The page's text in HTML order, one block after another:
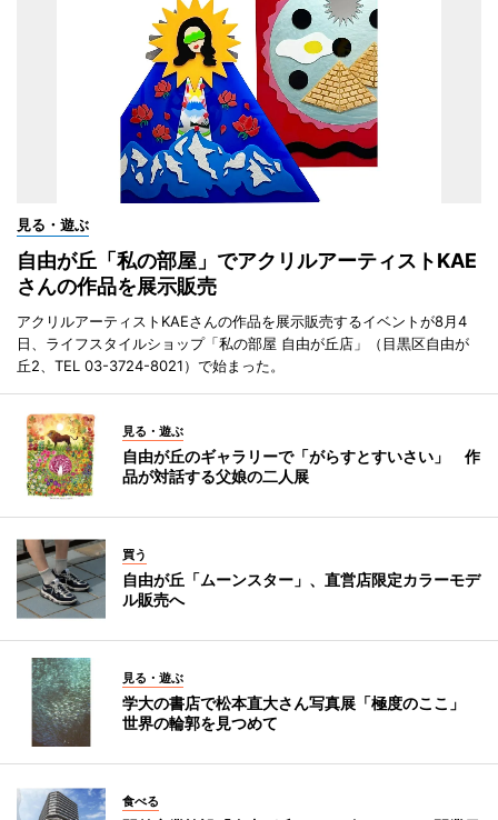
見る・遊ぶ
自由が丘「私の部屋」でアクリルアーティストKAE
さんの作品を展示販売
アクリルアーティストKAEさんの作品を展示販売するイベントが8月4
日、ライフスタイルショップ「私の部屋 自由が丘店」（目黒区自由が
丘2、TEL 03-3724-8021）で始まった。
見る・遊ぶ
自由が丘のギャラリーで「がらすとすいさい」 作
品が対話する父娘の二人展
買う
自由が丘「ムーンスター」、直営店限定カラーモデ
ル販売へ
見る・遊ぶ
学大の書店で松本直大さん写真展「極度のここ」
世界の輪郭を見つめて
食べる